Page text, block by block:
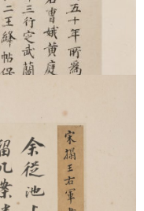
五个版本系统，而刻于
种主要《淳化阁帖》宋
初重刻的 “泉州本”，此